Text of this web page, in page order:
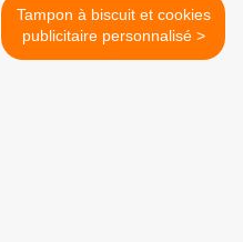
Tampon à biscuit et cookies
publicitaire personnalisé >